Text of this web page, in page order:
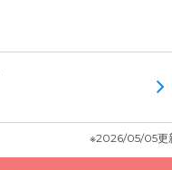
※2026/05/05更